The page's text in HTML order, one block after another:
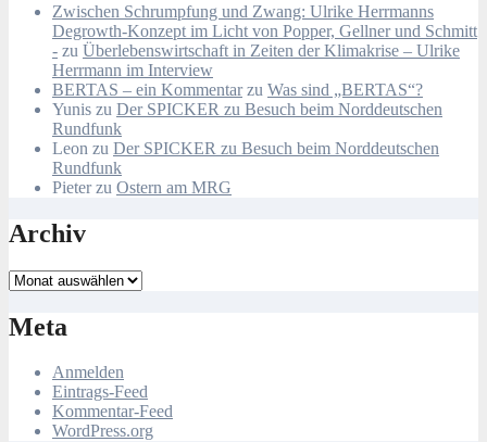
Zwischen Schrumpfung und Zwang: Ulrike Herrmanns
Degrowth-Konzept im Licht von Popper, Gellner und Schmitt
- zu Überlebenswirtschaft in Zeiten der Klimakrise – Ulrike
Herrmann im Interview
BERTAS – ein Kommentarzu Was sind „BERTAS“?
Yunis zu Der SPICKER zu Besuch beim Norddeutschen
Rundfunk
Leon zu Der SPICKER zu Besuch beim Norddeutschen
Rundfunk
Pieterzu Ostern am MRG
Archiv
Archiv
Meta
Anmelden
Eintrags-Feed
Kommentar-Feed
WordPress.org